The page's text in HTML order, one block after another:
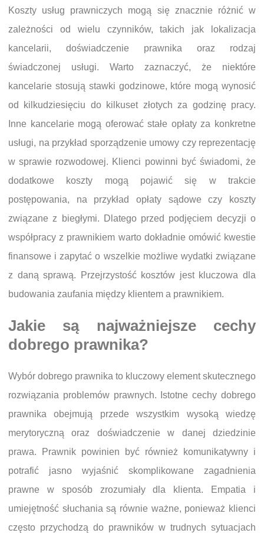
Koszty usług prawniczych mogą się znacznie różnić w
zależności od wielu czynników, takich jak lokalizacja
kancelarii, doświadczenie prawnika oraz rodzaj
świadczonej usługi. Warto zaznaczyć, że niektóre
kancelarie stosują stawki godzinowe, które mogą wynosić
od kilkudziesięciu do kilkuset złotych za godzinę pracy.
Inne kancelarie mogą oferować stałe opłaty za konkretne
usługi, na przykład sporządzenie umowy czy reprezentację
w sprawie rozwodowej. Klienci powinni być świadomi, że
dodatkowe koszty mogą pojawić się w trakcie
postępowania, na przykład opłaty sądowe czy koszty
związane z biegłymi. Dlatego przed podjęciem decyzji o
współpracy z prawnikiem warto dokładnie omówić kwestie
finansowe i zapytać o wszelkie możliwe wydatki związane
z daną sprawą. Przejrzystość kosztów jest kluczowa dla
budowania zaufania między klientem a prawnikiem.
Jakie są najważniejsze cechy
dobrego prawnika?
Wybór dobrego prawnika to kluczowy element skutecznego
rozwiązania problemów prawnych. Istotne cechy dobrego
prawnika obejmują przede wszystkim wysoką wiedzę
merytoryczną oraz doświadczenie w danej dziedzinie
prawa. Prawnik powinien być również komunikatywny i
potrafić jasno wyjaśnić skomplikowane zagadnienia
prawne w sposób zrozumiały dla klienta. Empatia i
umiejętność słuchania są równie ważne, ponieważ klienci
często przychodzą do prawników w trudnych sytuacjach